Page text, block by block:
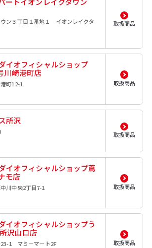
ン３丁目１番地１ イオンレイクタ
取扱商品
イオフィシャルショップ
川崎港町店
町12-1
取扱商品
所沢
取扱商品
イオフィシャルショップ蔦
モ店
川中央2丁目7-1
取扱商品
イオフィシャルショップう
沢山口店
23-1 マミーマート2F
取扱商品